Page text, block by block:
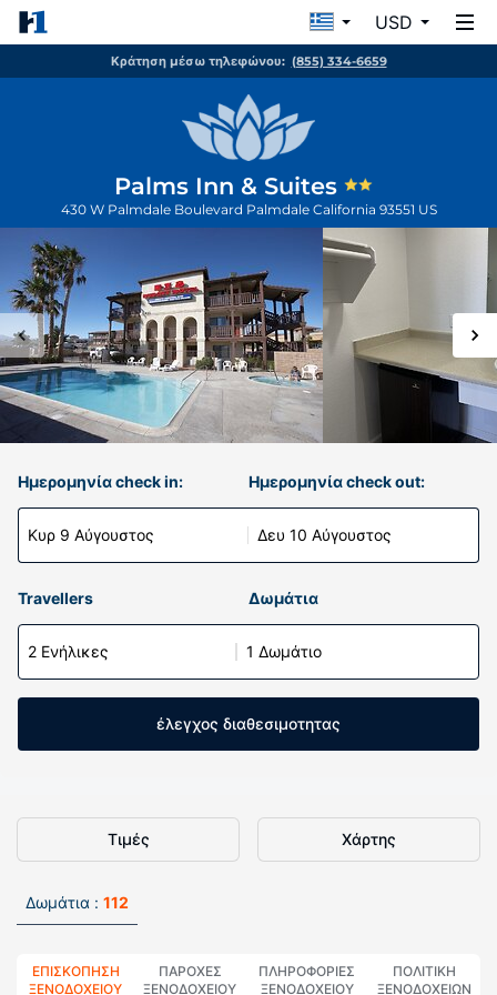
USD
Κράτηση μέσω τηλεφώνου: (855) 334-6659
Palms Inn & Suites
430 W Palmdale Boulevard Palmdale California 93551 US
Ημερομηνία check in:
Κυρ 9 Αύγουστος
Ημερομηνία check out:
Δευ 10 Αύγουστος
Travellers Δωμάτια
2 Ενήλικες 1 Δωμάτιο
έλεγχος διαθεσιμοτητας
Τιμές Χάρτης
Δωμάτια : 112
ΕΠΙΣΚΌΠΗΣΗ
ΞΕΝΟΔΟΧΕΊΟΥ
ΠΑΡΟΧΕΣ
ΞΕΝΟΔΟΧΕΙΟΥ
ΠΛΗΡΟΦΟΡΊΕΣ
ΞΕΝΟΔΟΧΕΊΟΥ
ΠΟΛΙΤΙΚΗ
ΞΕΝΟΔΟΧΕΊΩΝ